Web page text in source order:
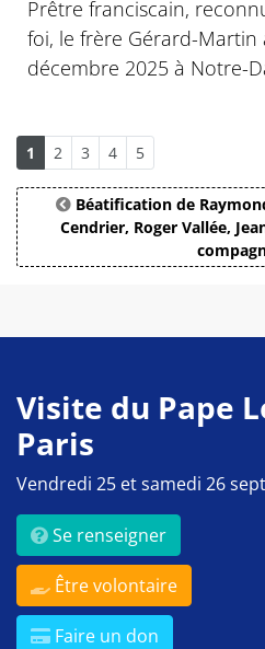
Prêtre franciscain,
foi, le frère Gérard-Martin
décembre 2025 à Notre-
1 2 3 4 5
Béatification de
Cendrier, Roger Vallée,
Visite du Pape
Paris
Vendredi 25 et samedi 26
Se renseigner
Être volontaire
Faire un don